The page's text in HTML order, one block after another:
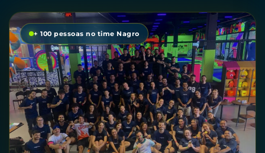
+ 100 pessoas no time Nagro